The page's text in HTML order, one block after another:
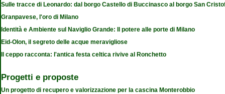
Sulle tracce di Leonardo: dal borgo Castello di Buccinasco al borgo San
Granpavese, l'oro di Milano
Identità e Ambiente sul Naviglio Grande: Il potere alle porte di Milano
Eid-Olon, il segreto delle acque meravigliose
Il ceppo racconta: l'antica festa celtica rivive al Ronchetto
Progetti e proposte
Un progetto di recupero e valorizzazione per la cascina Monterobbio